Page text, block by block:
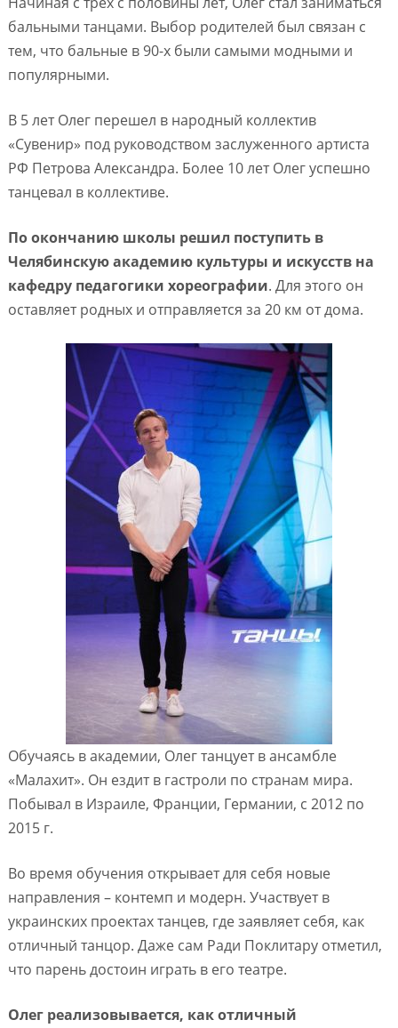
бальными танцами. Выбор родителей был связан с
тем, что бальные в 90-х были самыми модными и
популярными.
В 5 лет Олег перешел в народный коллектив
«Сувенир» под руководством заслуженного артиста
РФ Петрова Александра. Более 10 лет Олег успешно
танцевал в коллективе.
По окончанию школы решил поступить в
Челябинскую академию культуры и искусств на
кафедру педагогики хореографии. Для этого он
оставляет родных и отправляется за 20 км от дома.
Обучаясь в академии, Олег танцует в ансамбле
«Малахит». Он ездит в гастроли по странам мира.
Побывал в Израиле, Франции, Германии, с 2012 по
2015 г.
Во время обучения открывает для себя новые
направления – контемп и модерн. Участвует в
украинских проектах танцев, где заявляет себя, как
отличный танцор. Даже сам Ради Поклитару отметил,
что парень достоин играть в его театре.
Олег реализовывается, как отличный